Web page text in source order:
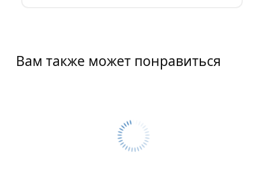
Вам также может понравиться